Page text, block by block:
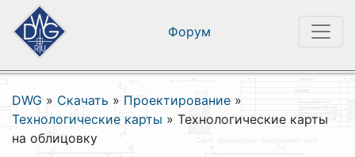
Форум
DWG » Скачать » Проектирование »
Технологические карты » Технологические карты
на облицовку